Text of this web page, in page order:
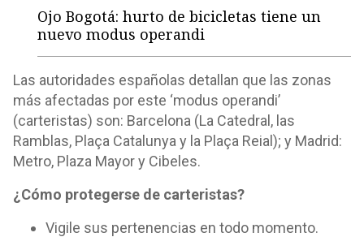
Ojo Bogotá: hurto de bicicletas tiene un
nuevo modus operandi
Las autoridades españolas detallan que las zonas
más afectadas por este ‘modus operandi’
(carteristas) son: Barcelona (La Catedral, las
Ramblas, Plaça Catalunya y la Plaça Reial); y Madrid:
Metro, Plaza Mayor y Cibeles.
¿Cómo protegerse de carteristas?
Vigile sus pertenencias en todo momento.